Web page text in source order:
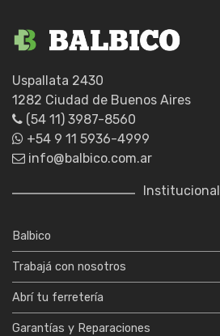
Uspallata 2430
1282 Ciudad de Buenos Aires
(54 11) 3987-8560
+54 9 11 5936-4999
info@balbico.com.ar
Institucional
Balbico
Trabajá con nosotros
Abrí tu ferretería
Garantías y Reparaciones